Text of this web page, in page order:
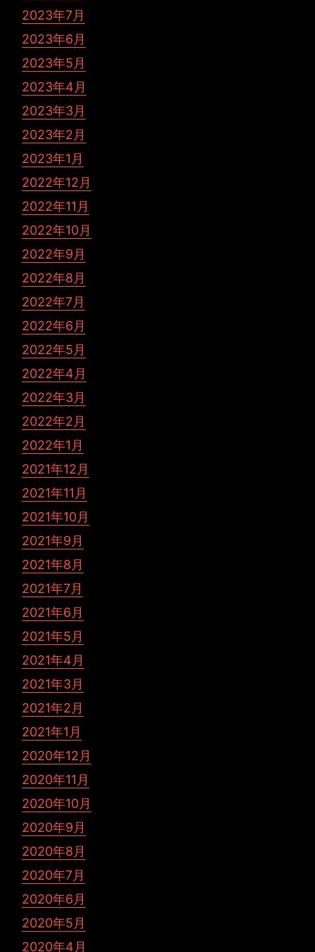
2023年7月
2023年6月
2023年5月
2023年4月
2023年3月
2023年2月
2023年1月
2022年12月
2022年11月
2022年10月
2022年9月
2022年8月
2022年7月
2022年6月
2022年5月
2022年4月
2022年3月
2022年2月
2022年1月
2021年12月
2021年11月
2021年10月
2021年9月
2021年8月
2021年7月
2021年6月
2021年5月
2021年4月
2021年3月
2021年2月
2021年1月
2020年12月
2020年11月
2020年10月
2020年9月
2020年8月
2020年7月
2020年6月
2020年5月
2020年4月